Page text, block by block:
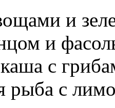
и
и
с
рыба с